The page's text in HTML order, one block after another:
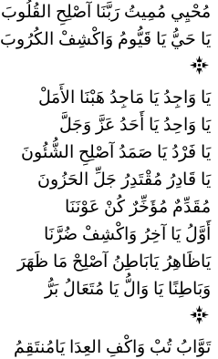
مُحْيِي مُمِيتُ رَبَّنَا آصْلِحِ القُلُوبَ
يَا حَيُّ يَا قَيُّومُ وَاكْشِفْ الكُرُوبَ
يَا وَاجِدُ يَا مَاجِدُ هَبْنَا الأَمَلْ
يَا وَاحِدُ يَا أَحَدُ عَزَّ وَجَلَّ
يَا فَرْدُ يَا صَمَدُ آصْلِحِ الشُّئُونَ
يَا قَادِرُ مُقْتَدِرُ جَلِّ الحَزُونَ
مُقَدِّمٌ مُؤَخِّرٌ كُنْ عَوْنَنَا
أَوَّلُ يَا آخِرُ وَاكْشِفْ ضُرَّنَا
يَاظَاهِرُ يَابَاطِنُ آصْلِحْ مَا ظَهَرَ
وَبَاطِنًا يَا وَالُّ يَا مُتَعَالُ بَرُّ
تَوَّابُ تُبْ وَاكْفِ العِدَا يَامُنتَقِمُ